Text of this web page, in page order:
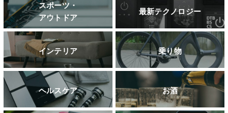
スポーツ・
アウトドア
最新テクノロジー
インテリア 乗り物
ヘルスケア お酒